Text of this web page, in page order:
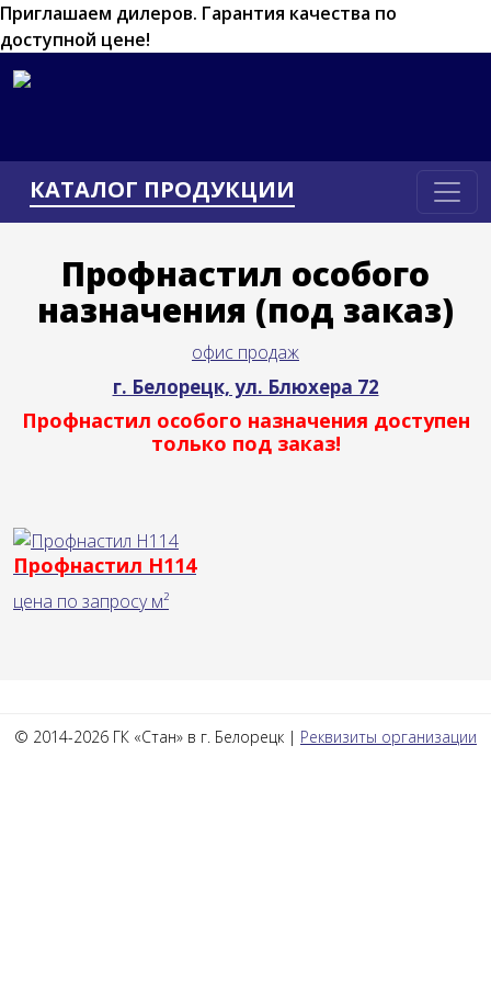
Приглашаем дилеров. Гарантия качества по
доступной цене!
КАТАЛОГ ПРОДУКЦИИ
Профнастил особого
назначения (под заказ)
офис продаж
г. Белорецк, ул. Блюхера 72
Профнастил особого назначения доступен
только под заказ!
Профнастил Н114
цена по запросу м²
© 2014-2026 ГК «Стан» в г. Белорецк | Реквизиты организации